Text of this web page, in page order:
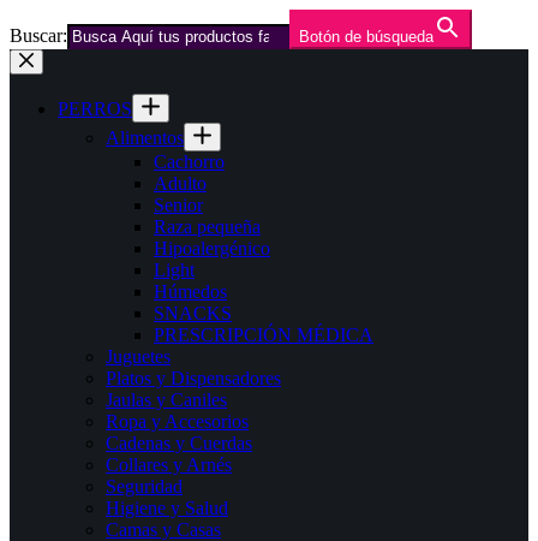
Buscar: Botón de búsqueda
Saltar
al
contenidoPERROS
Alimentos
Cachorro
Adulto
Senior
Raza pequeña
Hipoalergénico
Light
Húmedos
SNACKS
PRESCRIPCIÓN MÉDICA
Juguetes
Platos y Dispensadores
Jaulas y Caniles
Ropa y Accesorios
Cadenas y Cuerdas
Collares y Arnés
Seguridad
Higiene y Salud
Camas y Casas